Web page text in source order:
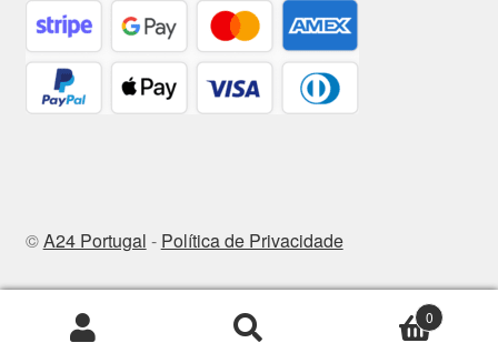
©A24 Portugal - Política de Privacidade
Pesquisar
Pesquisa
0